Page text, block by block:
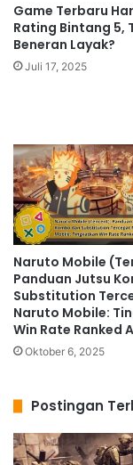
Game Terbaru
Rating Bintang 5,
Beneran Layak?
Juli 17, 2025
Naruto Mobile
Panduan Jutsu
Substitution
Naruto Mobile:
Win Rate Ranked
Oktober 6, 2025
Postingan